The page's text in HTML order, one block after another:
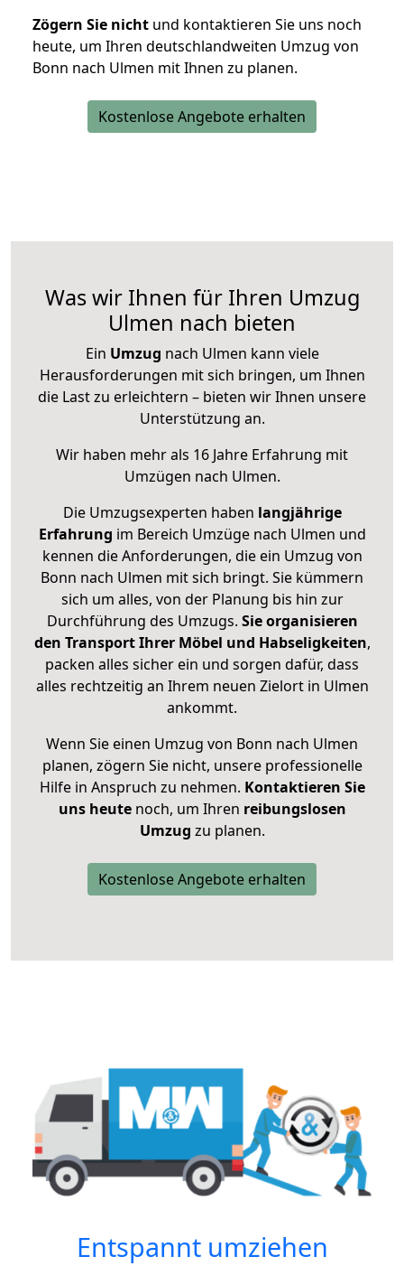
Zögern Sie nicht und kontaktieren Sie uns noch
heute, um Ihren deutschlandweiten Umzug von
Bonn nach Ulmen mit Ihnen zu planen.
Kostenlose Angebote erhalten
Was wir Ihnen für Ihren Umzug
Ulmen nach bieten
Ein Umzug nach Ulmen kann viele
Herausforderungen mit sich bringen, um Ihnen
die Last zu erleichtern – bieten wir Ihnen unsere
Unterstützung an.
Wir haben mehr als 16 Jahre Erfahrung mit
Umzügen nach Ulmen.
Die Umzugsexperten haben langjährige
Erfahrung im Bereich Umzüge nach Ulmen und
kennen die Anforderungen, die ein Umzug von
Bonn nach Ulmen mit sich bringt. Sie kümmern
sich um alles, von der Planung bis hin zur
Durchführung des Umzugs. Sie organisieren
den Transport Ihrer Möbel und Habseligkeiten,
packen alles sicher ein und sorgen dafür, dass
alles rechtzeitig an Ihrem neuen Zielort in Ulmen
ankommt.
Wenn Sie einen Umzug von Bonn nach Ulmen
planen, zögern Sie nicht, unsere professionelle
Hilfe in Anspruch zu nehmen. Kontaktieren Sie
uns heutenoch, um Ihren reibungslosen
Umzug zu planen.
Kostenlose Angebote erhalten
Entspannt umziehen